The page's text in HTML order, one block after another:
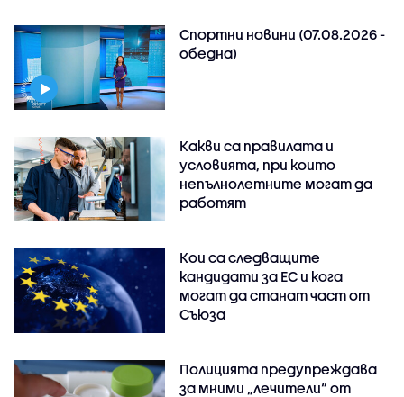
Спортни новини (07.08.2026 -
обедна)
Какви са правилата и
условията, при които
непълнолетните могат да
работят
Кои са следващите
кандидати за ЕС и кога
могат да станат част от
Съюза
Полицията предупреждава
за мними „лечители“ от